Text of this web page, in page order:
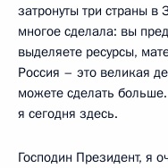
затронуты три страны
многое сделала: вы
выделяете ресурсы,
Россия – это великая
можете сделать
я сегодня здесь.
Господин Президент, я